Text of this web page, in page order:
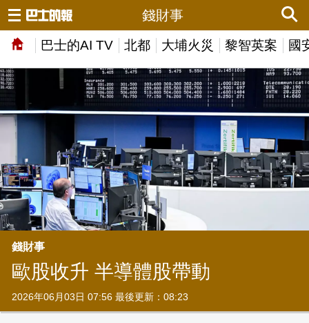
巴士的AI TV 北都 大埔火災 黎智英案 國
錢財事
錢財事
歐股收升 半導體股帶動
2026年06月03日 07:56 最後更新：08:23